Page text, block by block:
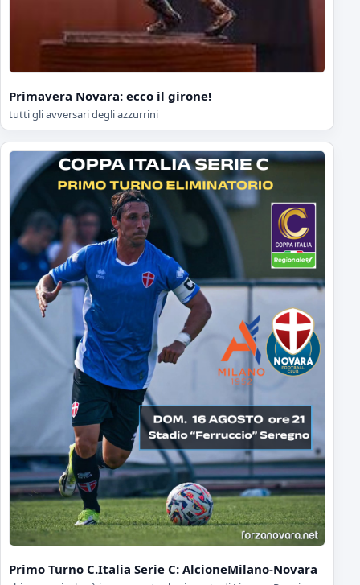
Primavera Novara: ecco il girone!
tutti gli avversari degli azzurrini
Primo Turno C.Italia Serie C: AlcioneMilano-Novara